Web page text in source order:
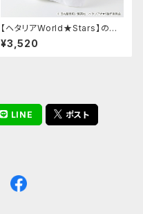
【ヘタリアWorld★Stars】のび
猫クッション 第2弾（オランダ）
¥3,520
LINE ポスト